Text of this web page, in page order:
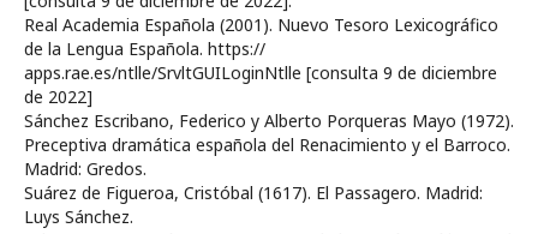
Real Academia Española (2001). Nuevo Tesoro Lexicográfico
de la Lengua Española. https://
apps.rae.es/ntlle/SrvltGUILoginNtlle [consulta 9 de diciembre
de 2022]
Sánchez Escribano, Federico y Alberto Porqueras Mayo (1972).
Preceptiva dramática española del Renacimiento y el Barroco.
Madrid: Gredos.
Suárez de Figueroa, Cristóbal (1617). El Passagero. Madrid:
Luys Sánchez.